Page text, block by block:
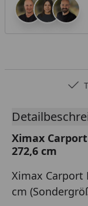
Ximax Carport
272,6 cm
Ximax Carport
cm